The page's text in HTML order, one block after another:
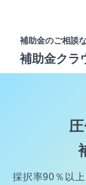
補助金のご相談
補助金クラ
採択率90％以上